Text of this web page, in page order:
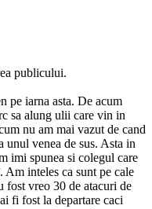
publicului.
pe iarna asta. De acum
sa alung ulii care vin in
nu am mai vazut de cand
venea de sus. Asta in
imi spunea si colegul care
inteles ca sunt pe cale
vreo 30 de atacuri de
fi fost la departare caci